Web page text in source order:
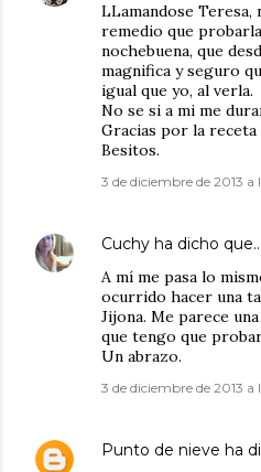
LLamandose Teresa,
remedio que
nochebuena, que
magnifica y seguro
igual que yo, al verla.
No se si a mi me
Gracias por la receta
Besitos.
3 de diciembre de 2013 a
Cuchy ha dicho que…
A mí me pasa lo
ocurrido hacer una
Jijona. Me parece
que tengo que
Un abrazo.
3 de diciembre de 2013 a
Punto de nieve ha